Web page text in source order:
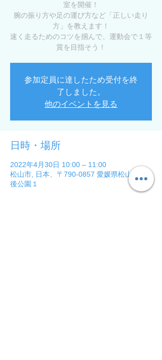
室を開催！
腕の振り方や足の運び方など「正しい走り
方」を教えます！
速く走るためのコツを掴んで、運動会で１等
賞を目指そう！
参加定員に達したため受付を終
了しました。
他のイベントを見る
日時・場所
2022年4月30日 10:00 – 11:00
松山市, 日本、〒790-0857 愛媛県松山市道
後公園１